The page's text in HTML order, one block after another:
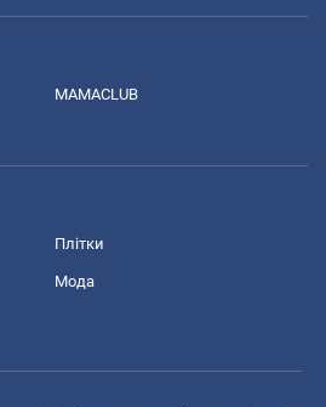
MAMACLUB
Плітки
Мода